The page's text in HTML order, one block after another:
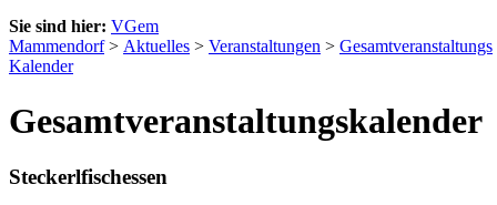
Sie sind hier: VGem
Mammendorf> Aktuelles > Veranstaltungen > Gesamtveranstaltungs
Kalender
Gesamtveranstaltungskalender
Steckerlfischessen